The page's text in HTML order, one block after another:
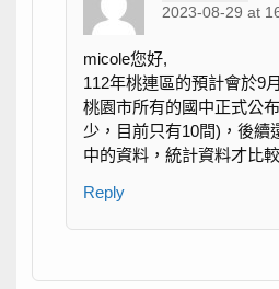
2023-08-29 at
micole您好,
112年桃連區的預計會於9
桃園市所有的國中正式公
少，目前只有10間)，後續
中的資料，統計資料才比
Reply